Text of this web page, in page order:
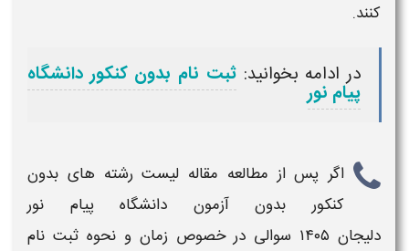
کنند.
در ادامه بخوانید: ثبت نام بدون کنکور دانشگاه
پیام نور
اگر پس از مطالعه مقاله لیست رشته های بدون
کنکور بدون آزمون دانشگاه پیام نور
دلیجان ۱۴۰۵ سوالی در خصوص زمان و نحوه ثبت نام